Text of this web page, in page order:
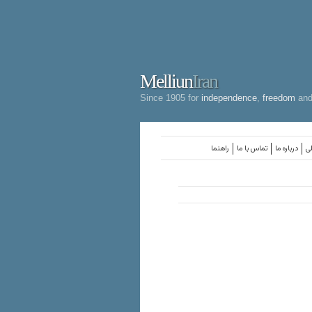
MelliunIran
Since 1905 for independence freedom
راهنما تماس با ما درباره ما